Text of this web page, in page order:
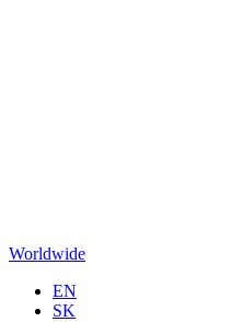
Worldwide
EN
SK